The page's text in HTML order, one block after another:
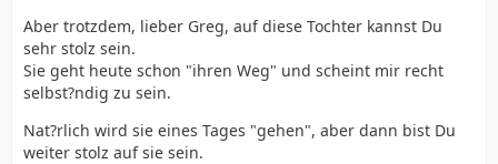
Aber trotzdem, lieber Greg, auf diese Tochter kannst Du
sehr stolz sein.
Sie geht heute schon "ihren Weg" und scheint mir recht
selbst?ndig zu sein.
Nat?rlich wird sie eines Tages "gehen", aber dann bist Du
weiter stolz auf sie sein.